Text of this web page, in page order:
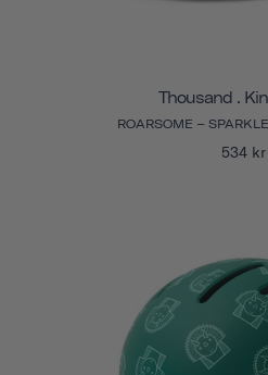
Thousand .
ROARSOME –
534 kr